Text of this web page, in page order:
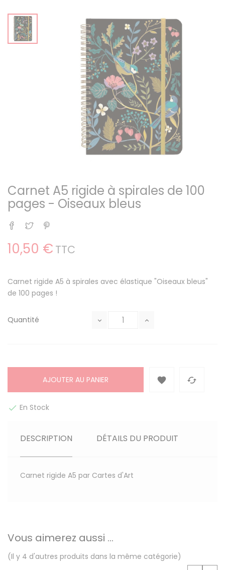
Carnet A5 rigide à spirales de 100
pages - Oiseaux bleus
Partager
Tweet
10,50 € TTC
Carnet rigide A5 à spirales avec élastique "Oiseaux bleus"
de 100 pages !
Quantité
AJOUTER AU PANIER  
 En Stock
DESCRIPTION DÉTAILS DU PRODUIT
Carnet rigide A5 par Cartes d'Art
Vous aimerez aussi ...
(Il y 4 d'autres produits dans la même catégorie)